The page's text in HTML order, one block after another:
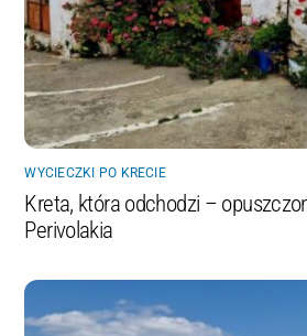
WYCIECZKI PO KRECIE
Kreta, która odchodzi –
Perivolakia